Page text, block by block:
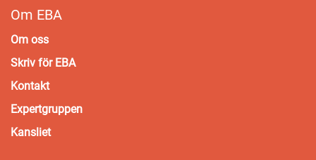
Om EBA
Om oss
Skriv för EBA
Kontakt
Expertgruppen
Kansliet